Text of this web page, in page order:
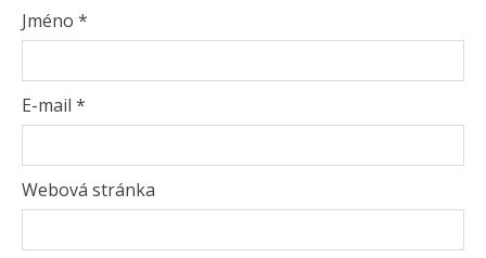
Jméno *
E-mail *
Webová stránka